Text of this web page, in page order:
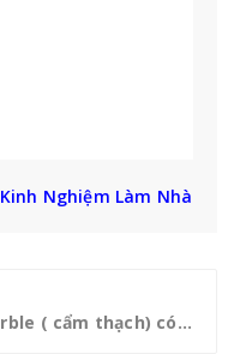
Kinh Nghiệm Làm Nhà
Ưu nhược điểm đá marble ( cẩm thạch) có thể bạn chưa biết